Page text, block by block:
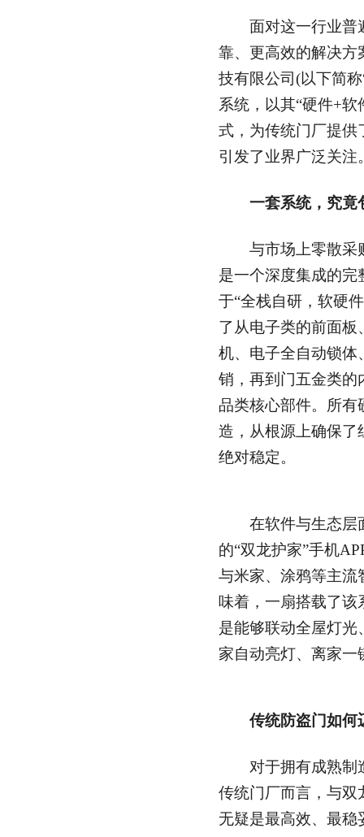
面对这一行业普
靠、更高效的解决方
技有限公司(以下简
系统，以其“硬件+
式，为传统门厂提供
引发了业界广泛关注
一套系统，究竟
与市场上零散采
是一个深度集成的
于“全栈自研，软硬
了从电子类的前面
机、电子全自动锁体
销，再到门五金类的
品类核心部件。所
造，从根源上确保了
绝对稳定。
在软件与生态层
的“双龙护家”手机
与米家、涂鸦等主流
味着，一扇搭载了
是能够联动全屋灯
家自动亮灯、离家
传统防盗门如何
对于拥有成熟制
传统门厂而言，与双
无疑是最高效、最